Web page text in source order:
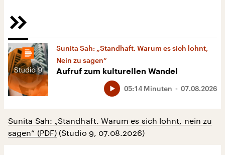
Sunita Sah: „Standhaft. Warum es sich lohnt,
Nein zu sagen“
Aufruf zum kulturellen Wandel
07.08.2026
05:14 Minuten
Sunita Sah: „Standhaft. Warum es sich lohnt, nein zu
sagen“ (PDF)(Studio 9, 07.08.2026)